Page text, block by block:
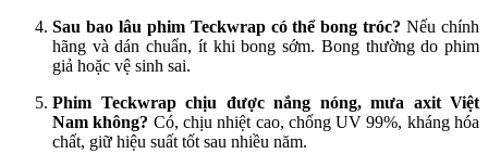
Sau bao lâu phim Teckwrap có thể bong tróc? Nếu chính
hãng và dán chuẩn, ít khi bong sớm. Bong thường do phim
giả hoặc vệ sinh sai.
Phim Teckwrap chịu được nắng nóng, mưa axit Việt
Nam không? Có, chịu nhiệt cao, chống UV 99%, kháng hóa
chất, giữ hiệu suất tốt sau nhiều năm.